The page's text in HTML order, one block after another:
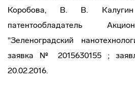
Коробова, В. В.
патентообладатель
"Зеленоградский
заявка № 2015630155 ;
20.02.2016.